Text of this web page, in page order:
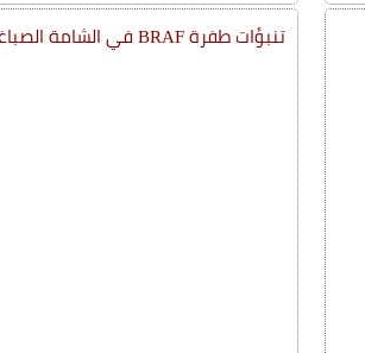
تنبؤات طفرة BRAF في الشامة الصباغية